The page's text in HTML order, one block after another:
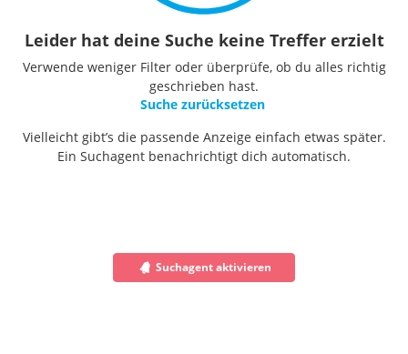
Leider hat deine Suche keine Treffer erzielt
Verwende weniger Filter oder überprüfe, ob du alles richtig
geschrieben hast.
Suche zurücksetzen
Vielleicht gibt’s die passende Anzeige einfach etwas später.
Ein Suchagent benachrichtigt dich automatisch.
Suchagent aktivieren